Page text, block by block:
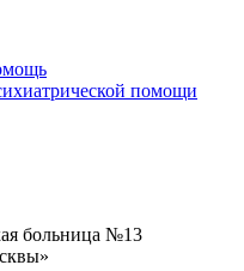
помощи
больница №13